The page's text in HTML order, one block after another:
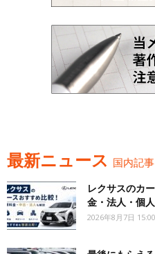
最新ニュース 国内記事
レクサスのカ
金・法人・個
2026年8月7日 15:00